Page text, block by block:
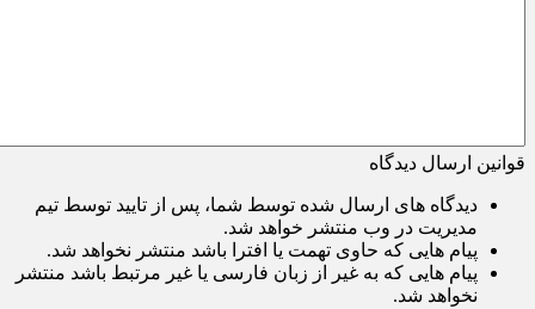
قوانین ارسال دیدگاه
دیدگاه های ارسال شده توسط شما، پس از تایید توسط تیم
مدیریت در وب منتشر خواهد شد.
پیام هایی که حاوی تهمت یا افترا باشد منتشر نخواهد شد.
پیام هایی که به غیر از زبان فارسی یا غیر مرتبط باشد منتشر
نخواهد شد.